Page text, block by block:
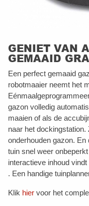
GENIET VAN
GEMAAID
Een perfect gemaaid
robotmaaier neemt het
gazon volledig
maaien of als de
naar het dockingstation.
onderhouden gazon.
tuin snel weer
interactieve inhoud
. Een handige
Klik hier voor het